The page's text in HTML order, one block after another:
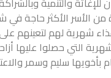
أسرة من الأسر
شهرية لهم لتعينهم
التي حصلوا عليها
بأخويها سليم وسمر